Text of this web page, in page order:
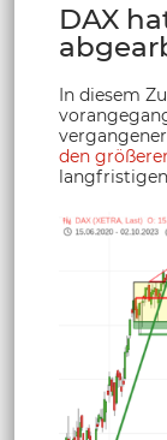
DAX
In diesem
den